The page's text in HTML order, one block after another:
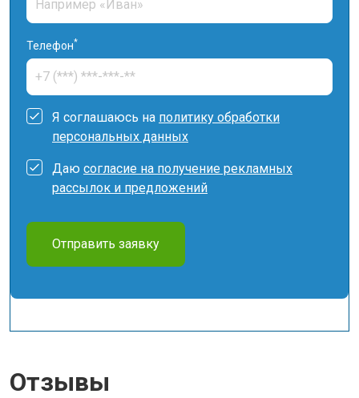
Телефон*
Я соглашаюсь на политику обработки
персональных данных
Даю согласие на получение рекламных
рассылок и предложений
Отправить заявку
Отзывы